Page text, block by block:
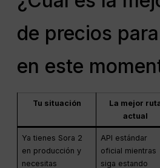
de precios
en este
Tu situación
La mejor
actual
Ya tienes Sora 2
en producción y
necesitas
API estándar
oficial mientras
siga estando